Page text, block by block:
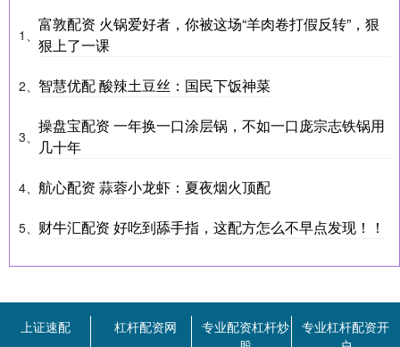
1、
富敦配资 火锅爱好者，你被这场“羊肉卷打假反转”，狠
狠上了一课
2、 智慧优配 酸辣土豆丝：国民下饭神菜
3、
操盘宝配资 一年换一口涂层锅，不如一口庞宗志铁锅用
几十年
4、 航心配资 蒜蓉小龙虾：夏夜烟火顶配
5、 财牛汇配资 好吃到舔手指，这配方怎么不早点发现！！
上证速配 杠杆配资网
专业配资杠杆炒
专业杠杆配资开